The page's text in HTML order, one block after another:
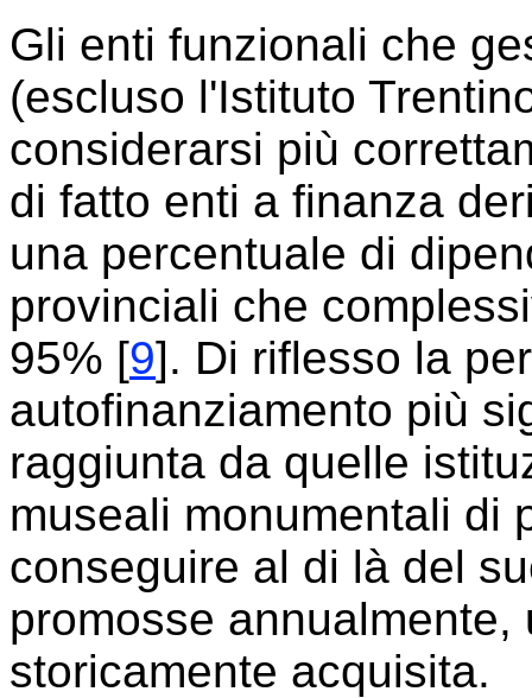
Gli enti funzionali che
(escluso l'Istituto
considerarsi più
di fatto enti a finanza
una percentuale di
provinciali che
95% [9]. Di riflesso la
autofinanziamento più
raggiunta da quelle
museali monumentali di
conseguire al di là del
promosse
storicamente acquisita.